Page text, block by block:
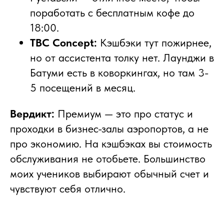
поработать с бесплатным кофе до
18:00.
TBC Concept: Кэшбэки тут пожирнее,
но от ассистента толку нет. Лаунджи в
Батуми есть в коворкингах, но там 3-
5 посещений в месяц.
Вердикт: Премиум — это про статус и
проходки в бизнес-залы аэропортов, а не
про экономию. На кэшбэках вы стоимость
обслуживания не отобьете. Большинство
моих учеников выбирают обычный счет и
чувствуют себя отлично.